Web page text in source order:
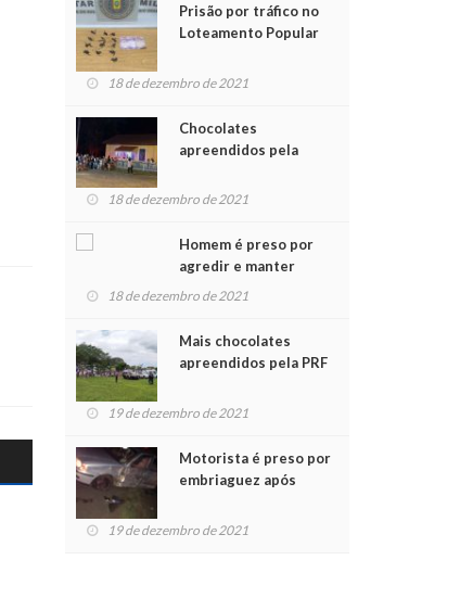
Prisão por tráfico no
Loteamento Popular
18 de dezembro de 2021
Chocolates
apreendidos pela
para crianças na
18 de dezembro de 2021
Homem é preso por
agredir e manter
mulher em cárcere
18 de dezembro de 2021
Mais chocolates
apreendidos pela PRF
crianças no Natal
19 de dezembro de 2021
Motorista é preso por
embriaguez após
feridos
19 de dezembro de 2021